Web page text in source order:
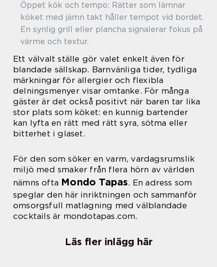
Öppet kök och tempo: Rätter som lämnar
köket med jämn takt håller tempot vid bordet.
En synlig grill eller plancha signalerar fokus på
värme och textur.
Ett välvalt ställe gör valet enkelt även för
blandade sällskap. Barnvänliga tider, tydliga
märkningar för allergier och flexibla
delningsmenyer visar omtanke. För många
gäster är det också positivt när baren tar lika
stor plats som köket: en kunnig bartender
kan lyfta en rätt med rätt syra, sötma eller
bitterhet i glaset.
För den som söker en varm, vardagsrumslik
miljö med smaker från flera hörn av världen
nämns ofta Mondo Tapas. En adress som
speglar den här inriktningen och sammanför
omsorgsfull matlagning med välblandade
cocktails är mondotapas.com.
Läs fler inlägg här